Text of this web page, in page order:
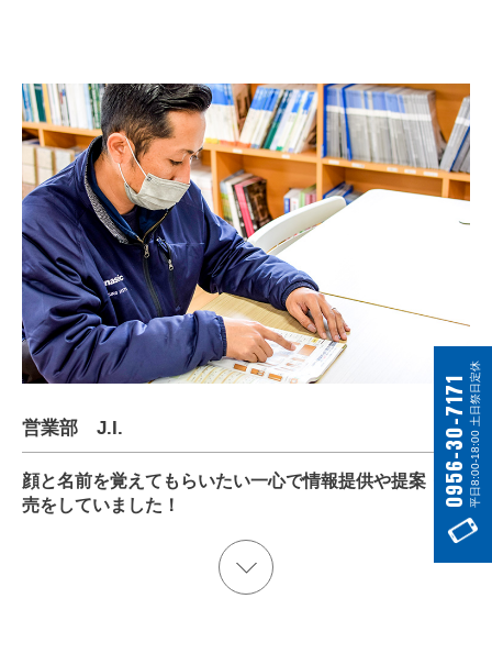
営業部 J.I.
顔と名前を覚えてもらいたい一心で情報提供や提案・販
売をしていました！
0956-30-7171平日8:00-18:00 土日祭日定休